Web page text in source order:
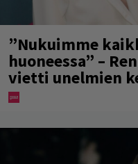
”Nukuimme
huoneessa” –
vietti unelmien